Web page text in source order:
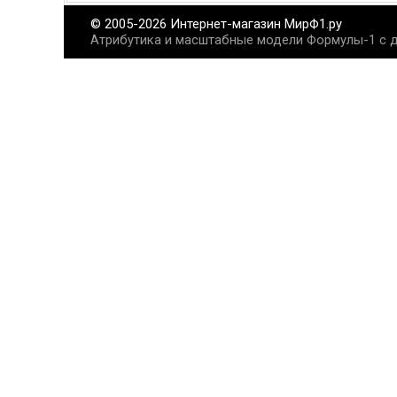
© 2005-2026 Интернет-магазин МирФ1.ру
Атрибутика и масштабные модели Формулы-1 с